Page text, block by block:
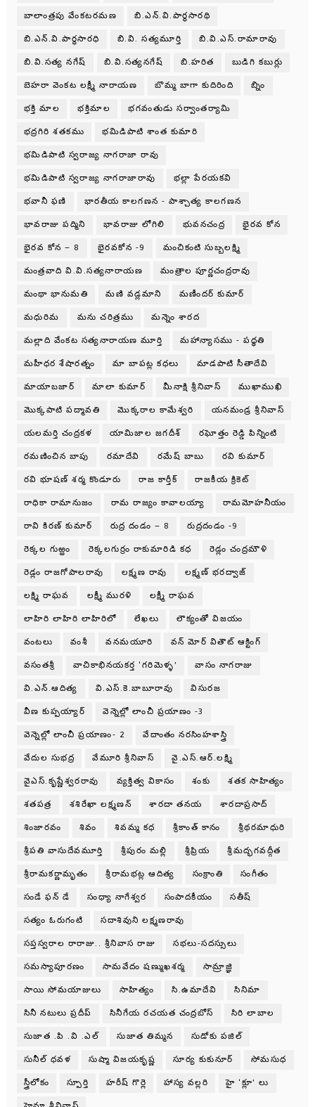
బాలాంత్రపు వేంకటరమణ బి.ఎన్.వి.పార్థసారథి
బి.ఎన్.వి.పార్ధసారధి బి.వి. సత్యమూర్తి బి.వి.ఎస్.రామారావు
బి.వి.సత్య నగేష్ బి.వి.సత్యనగేష్ బి.హరిత బుడిగి కబుర్లు
బెహరా వెంకట లక్ష్మీ నారాయణ బొమ్మ బాగా కుదిరింది బ్నిం
భక్తి మాల భక్తిమాల భగవంతుడు సర్వాంతర్యామి
భద్రగిరి శతకము భమిడిపాటి శాంత కుమారి
భమిడిపాటి స్వరాజ్య నాగరాజా రావు
భమిడిపాటి స్వరాజ్య నాగరాజారావు భల్లా పేరయకవి
భవానీ ఫణి భారతీయ కాలగణన - పాశ్చాత్య కాలగణన
భావరాజు పద్మిని భావరాజు లోగిలి భువనచంద్ర భైరవ కోన
భైరవ కోన – 8 భైరవకోన -9 మంచికంటి సుబ్బలక్ష్మి
మంత్రవాది వి.వి.సత్యనారాయణ మంత్రాల పూర్ణచంద్రరావు
మంథా భానుమతి మణి వడ్లమాని మణీందర్ కుమార్
మధురిమ మను చరిత్రము మన్నెం శారద
మల్లాది వేంకట సత్యనారాయణ మూర్తి మహాన్యాసము - పధ్ధతి
మహీధర శేషారత్నం మా బాపట్ల కధలు మాడపాటి సీతాదేవి
మాయాబజార్ మాలా కుమార్ మీనాక్షి శ్రీనివాస్ ముఖాముఖి
మొక్కపాటి పద్మావతి మొక్కరాల కామేశ్వరి యనమండ్ర శ్రీనివాస్
యలమర్తి చంద్రకళ యామిజాల జగదీశ్ రఘోత్తం రెడ్డి పిన్నింటి
రమణించిన బాపు రమాదేవి రమేష్ బాబు రవి కుమార్
రవి భూషణ్ శర్మ కొండూరు రాజ కార్తీక్ రాజకీయ క్రికెట్
రాధికా రామానుజం రామ రాజ్యం కావాలయ్యా రామమోహనీయం
రావి కిరణ్ కుమార్ రుద్ర దండం – 8 రుద్రదండం -9
రెక్కల గుఱ్ఱం రెక్కలగుర్రం రాకుమారిడి కధ రెడ్లం చంద్రమౌళి
రెడ్లం రాజగోపాలరావు లక్ష్మణ రావు లక్ష్మణ్ భరద్వాజ్
లక్ష్మి రాఘవ లక్ష్మీ మురళి లక్ష్మీ రాఘవ
లాహిరి లాహిరి లాహిరిలో లేఖలు లౌక్యంతో విజయం
వంటలు వంశీ వనమయూరి వన్ మోర్ వితౌట్ ఆక్టింగ్
వసంతశ్రీ వాచికాభినయకర్త ‘గరిమెళ్ళ’ వాసం నాగరాజు
వి.ఎన్.ఆదిత్య వి.ఎస్.కె.బాబూరావు విసురజ
వీణ కుప్పయ్యార్ వెన్నెల్లో లాంచీ ప్రయాణం -3
వెన్నెల్లో లాంచీ ప్రయాణం- 2 వేదాంతం నరసింహశాస్త్రి
వేదుల సుభద్ర వేమూరి శ్రీనివాస్ వై.ఎస్.ఆర్.లక్ష్మి
వైఎస్.కృష్ణేశ్వరరావు వ్యక్తిత్వ వికాసం శంకు శతక సాహిత్యం
శతపత్ర శశిరేఖా లక్ష్మణన్ శారదా తనయ శారదాప్రసాద్
శింజారవం శివం శివమ్మ కధ శ్రీకాంత్ కానం శ్రీథరమాధురి
శ్రీపతి వాసుదేవమూర్తి శ్రీపురం మల్లి శ్రీప్రియ శ్రీమద్భగవద్గీత
శ్రీరామకర్ణామృతం శ్రీరామభట్ల ఆదిత్య సంక్రాంతి సంగీతం
సండే ఫన్ డే సంధ్యా నాగేశ్వర సంపాదకీయం సతీష్
సత్యం ఓరుగంటి సదాశివుని లక్ష్మణరావు
సప్తస్వరాల రారాజు.. శ్రీనివాస రాజు సభలు-సదస్సులు
సమస్యాపూరణం సామవేదం షణ్ముఖశర్మ సామ్రాజ్ఞి
సాయి సోమయాజులు సాహిత్యం సి.ఉమాదేవి సినిమా
సినీ నటులు ప్రదీప్ సినీగేయ రచయత చంద్రబోస్ సిరి లాబాల
సుజాత .పి .వి .ఎల్ సుజాత తిమ్మన సుడోకు పజిల్
సునీల్ ధవళ సుష్మా విజయకృష్ణ సూర్య కుకునూర్ సోమసుధ
స్త్రీలోకం స్పూర్తి హరీష్ గొర్లె హాస్య వల్లరి హై ‘క్లూ’ లు